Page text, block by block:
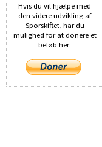
Hvis du vil hjælpe med
den videre udvikling af
Sporskiftet, har du
mulighed for at donere et
beløb her: